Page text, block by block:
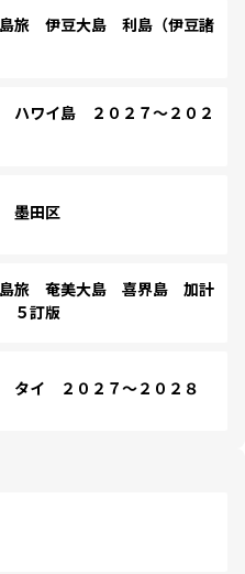
旅 伊豆大島 利島（伊豆諸
ワイ島 ２０２７～２０２
墨田区
旅 奄美大島 喜界島 加計
５訂版
タイ ２０２７～２０２８